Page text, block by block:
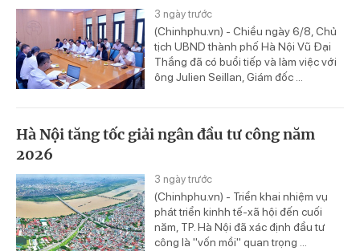
3 ngày trước
(Chinhphu.vn) - Chiều ngày 6/8, Chủ
tịch UBND thành phố Hà Nội Vũ Đại
Thắng đã có buổi tiếp và làm việc với
ông Julien Seillan, Giám đốc ...
Hà Nội tăng tốc giải ngân đầu tư công năm
2026
3 ngày trước
(Chinhphu.vn) - Triển khai nhiệm vụ
phát triển kinhh tế-xã hội đến cuối
năm, TP. Hà Nội đã xác định đầu tư
công là "vốn mồi" quan trọng ...